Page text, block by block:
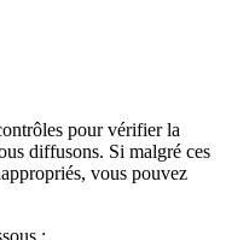
pour vérifier la
diffusons. Si malgré ces
vous pouvez
: